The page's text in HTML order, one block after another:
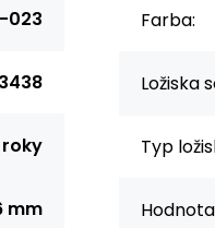
023
roky
mm
Farba:
Ložiska
Typ